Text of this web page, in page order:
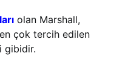
olan Marshall,
çok tercih edilen
gibidir.